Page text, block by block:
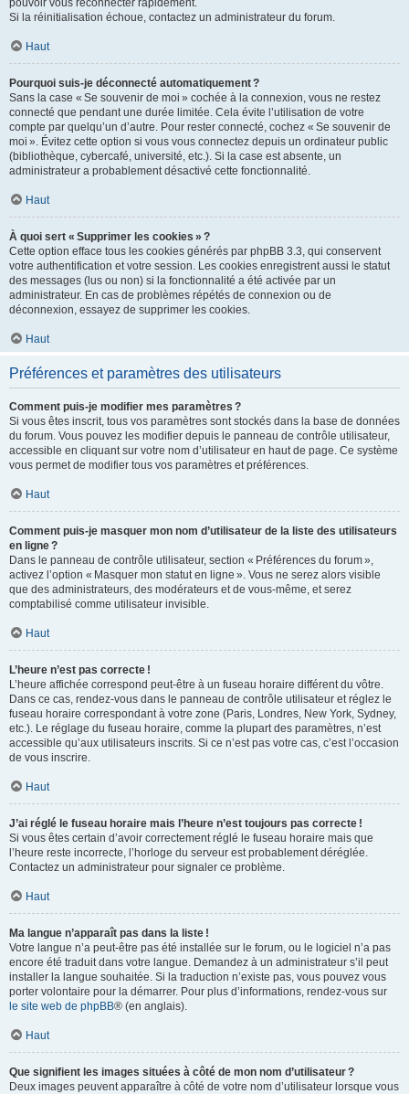
pouvoir vous reconnecter rapidement.
Si la réinitialisation échoue, contactez un administrateur du forum.
Haut
Pourquoi suis-je déconnecté automatiquement ?
Sans la case « Se souvenir de moi » cochée à la connexion, vous ne restez
connecté que pendant une durée limitée. Cela évite l’utilisation de votre
compte par quelqu’un d’autre. Pour rester connecté, cochez « Se souvenir de
moi ». Évitez cette option si vous vous connectez depuis un ordinateur public
(bibliothèque, cybercafé, université, etc.). Si la case est absente, un
administrateur a probablement désactivé cette fonctionnalité.
Haut
À quoi sert « Supprimer les cookies » ?
Cette option efface tous les cookies générés par phpBB 3.3, qui conservent
votre authentification et votre session. Les cookies enregistrent aussi le statut
des messages (lus ou non) si la fonctionnalité a été activée par un
administrateur. En cas de problèmes répétés de connexion ou de
déconnexion, essayez de supprimer les cookies.
Haut
Préférences et paramètres des utilisateurs
Comment puis-je modifier mes paramètres ?
Si vous êtes inscrit, tous vos paramètres sont stockés dans la base de données
du forum. Vous pouvez les modifier depuis le panneau de contrôle utilisateur,
accessible en cliquant sur votre nom d’utilisateur en haut de page. Ce système
vous permet de modifier tous vos paramètres et préférences.
Haut
Comment puis-je masquer mon nom d’utilisateur de la liste des utilisateurs
en ligne ?
Dans le panneau de contrôle utilisateur, section « Préférences du forum »,
activez l’option « Masquer mon statut en ligne ». Vous ne serez alors visible
que des administrateurs, des modérateurs et de vous-même, et serez
comptabilisé comme utilisateur invisible.
Haut
L’heure n’est pas correcte !
L’heure affichée correspond peut-être à un fuseau horaire différent du vôtre.
Dans ce cas, rendez-vous dans le panneau de contrôle utilisateur et réglez le
fuseau horaire correspondant à votre zone (Paris, Londres, New York, Sydney,
etc.). Le réglage du fuseau horaire, comme la plupart des paramètres, n’est
accessible qu’aux utilisateurs inscrits. Si ce n’est pas votre cas, c’est l’occasion
de vous inscrire.
Haut
J’ai réglé le fuseau horaire mais l’heure n’est toujours pas correcte !
Si vous êtes certain d’avoir correctement réglé le fuseau horaire mais que
l’heure reste incorrecte, l’horloge du serveur est probablement déréglée.
Contactez un administrateur pour signaler ce problème.
Haut
Ma langue n’apparaît pas dans la liste !
Votre langue n’a peut-être pas été installée sur le forum, ou le logiciel n’a pas
encore été traduit dans votre langue. Demandez à un administrateur s’il peut
installer la langue souhaitée. Si la traduction n’existe pas, vous pouvez vous
porter volontaire pour la démarrer. Pour plus d’informations, rendez-vous sur
le site web de phpBB® (en anglais).
Haut
Que signifient les images situées à côté de mon nom d’utilisateur ?
Deux images peuvent apparaître à côté de votre nom d’utilisateur lorsque vous